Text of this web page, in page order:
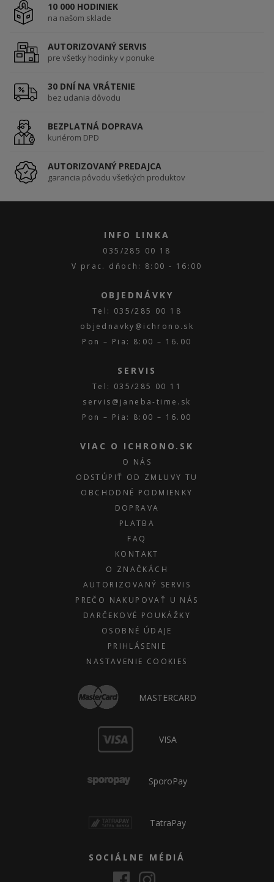
10 000 HODINIEK
na našom sklade
AUTORIZOVANÝ SERVIS
pre všetky hodinky v ponuke
30 DNÍ NA VRÁTENIE
bez udania dôvodu
BEZPLATNÁ DOPRAVA
kuriérom DPD
AUTORIZOVANÝ PREDAJCA
garancia pôvodu všetkých produktov
INFO LINKA
035/285 00 18
V prac. dňoch: 8:00 - 16:00
OBJEDNÁVKY
Tel: 035/285 00 18
objednavky@ichrono.sk
Pon – Pia: 8:00 – 16.00
SERVIS
Tel: 035/285 00 11
servis@janeba-time.sk
Pon – Pia: 8:00 – 16.00
VIAC O ICHRONO.SK
O NÁS
ODSTÚPIŤ OD ZMLUVY TU
OBCHODNÉ PODMIENKY
DOPRAVA
PLATBA
FAQ
KONTAKT
O ZNAČKÁCH
AUTORIZOVANÝ SERVIS
PREČO NAKUPOVAŤ U NÁS
DARČEKOVÉ POUKÁŽKY
OSOBNÉ ÚDAJE
PRIHLÁSENIE
NASTAVENIE COOKIES
MASTERCARD
VISA
SporoPay
TatraPay
SOCIÁLNE MÉDIÁ